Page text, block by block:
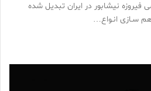
فیروزه نیشابور در ایران تبدیل شده
سـازی انـواع…